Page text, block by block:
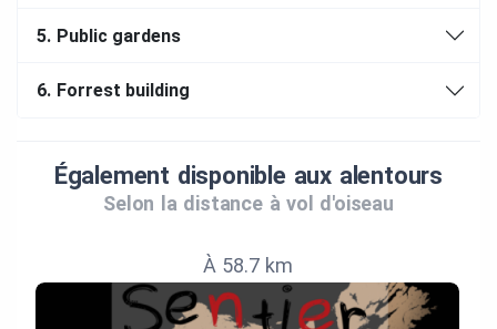
5. Public gardens
6. Forrest building
Également disponible aux alentours
Selon la distance à vol d'oiseau
À 58.7 km